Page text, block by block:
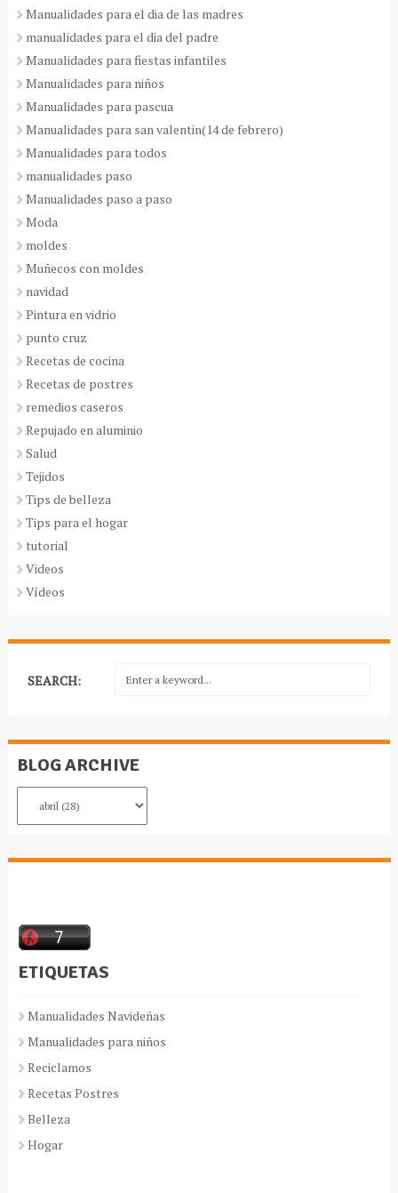
Manualidades para el dia de las madres
manualidades para el dia del padre
Manualidades para fiestas infantiles
Manualidades para niños
Manualidades para pascua
Manualidades para san valentin(14 de febrero)
Manualidades para todos
manualidades paso
Manualidades paso a paso
Moda
moldes
Muñecos con moldes
navidad
Pintura en vidrio
punto cruz
Recetas de cocina
Recetas de postres
remedios caseros
Repujado en aluminio
Salud
Tejidos
Tips de belleza
Tips para el hogar
tutorial
Videos
Vídeos
SEARCH:
BLOG ARCHIVE
ETIQUETAS
Manualidades Navideñas
Manualidades para niños
Reciclamos
Recetas Postres
Belleza
Hogar